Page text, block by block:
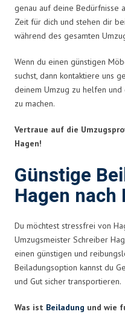
genau auf deine Bedürfnisse
Zeit für dich und stehen dir
während des gesamten
Wenn du einen günstigen
suchst, dann kontaktiere uns
deinem Umzug zu helfen
zu machen.
Vertraue auf die
Hagen!
Günstige
Hagen nach
Du möchtest stressfrei von
Umzugsmeister Schreiber
einen günstigen und
Beiladungsoption kannst du
und Gut sicher transportieren.
Was ist Beiladung und wie